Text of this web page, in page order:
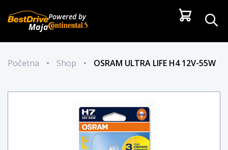
Maja
Powered by
Početna • Shop • OSRAM ULTRA LIFE H4 12V-55W